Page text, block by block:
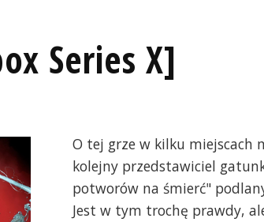
Series X]
O tej grze w kilku miejscach
kolejny przedstawiciel
potworów na śmierć"
Jest w tym trochę prawdy,